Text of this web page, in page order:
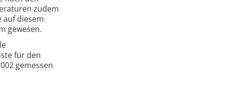
zudem
auf diesem
gewesen.
für den
gemessen